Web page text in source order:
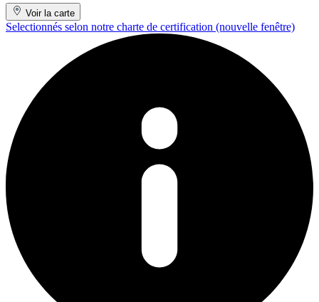
Voir la carte
Selectionnés selon notre charte de certification (nouvelle fenêtre)